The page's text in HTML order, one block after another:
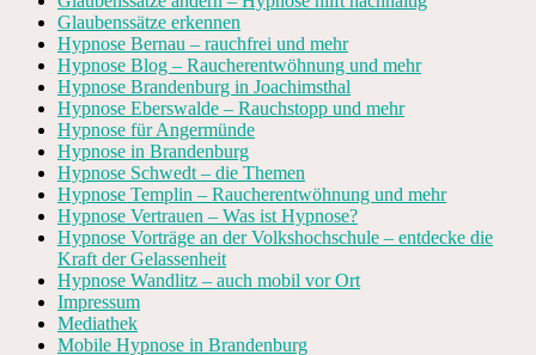
Glaubenssätze erkennen
Hypnose Bernau – rauchfrei und mehr
Hypnose Blog – Raucherentwöhnung und mehr
Hypnose Brandenburg in Joachimsthal
Hypnose Eberswalde – Rauchstopp und mehr
Hypnose für Angermünde
Hypnose in Brandenburg
Hypnose Schwedt – die Themen
Hypnose Templin – Raucherentwöhnung und mehr
Hypnose Vertrauen – Was ist Hypnose?
Hypnose Vorträge an der Volkshochschule – entdecke die
Kraft der Gelassenheit
Hypnose Wandlitz – auch mobil vor Ort
Impressum
Mediathek
Mobile Hypnose in Brandenburg